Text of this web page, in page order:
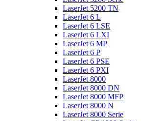
LaserJet 5200 TN
LaserJet 6 L
LaserJet 6 LSE
LaserJet 6 LXI
LaserJet 6 MP
LaserJet 6 P
LaserJet 6 PSE
LaserJet 6 PXI
LaserJet 8000
LaserJet 8000 DN
LaserJet 8000 MFP
LaserJet 8000 N
LaserJet 8000 Serie